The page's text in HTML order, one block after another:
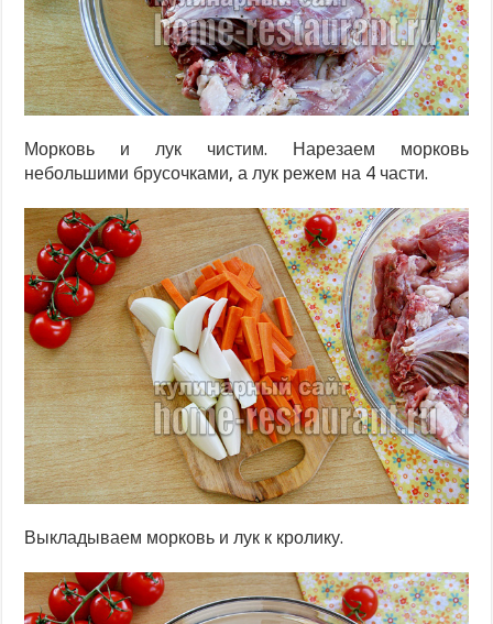
Морковь и лук чистим. Нарезаем морковь
небольшими брусочками, а лук режем на 4 части.
Выкладываем морковь и лук к кролику.